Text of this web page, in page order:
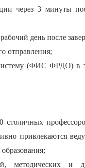
через 3 минуты
день после
отправления;
(ФИС ФРДО) в
привлекаются
и